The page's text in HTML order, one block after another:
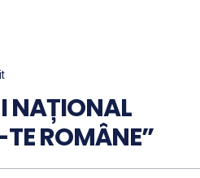
NAȚIONAL
ROMÂNE”